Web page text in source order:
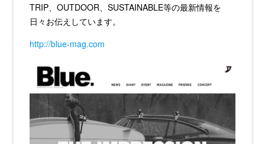
TRIP、OUTDOOR、SUSTAINABLE等の最新情報を
日々お伝えしています。
http://blue-mag.com